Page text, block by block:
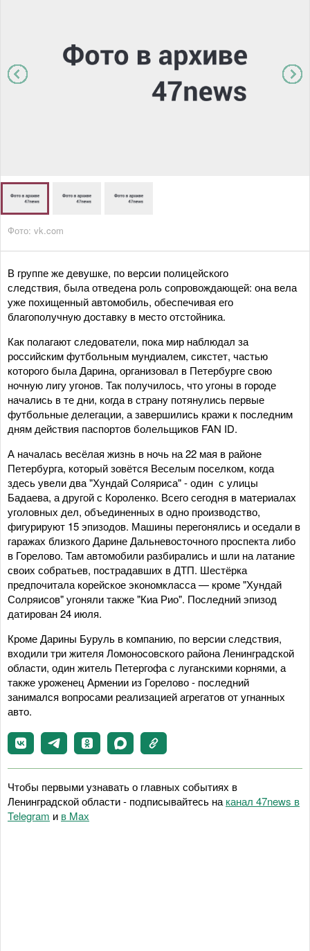
Фото: vk.com
В группе же девушке, по версии полицейского
следствия, была отведена роль сопровождающей: она вела
уже похищенный автомобиль, обеспечивая его
благополучную доставку в место отстойника.
Как полагают следователи, пока мир наблюдал за
российским футбольным мундиалем, сикстет, частью
которого была Дарина, организовал в Петербурге свою
ночную лигу угонов. Так получилось, что угоны в городе
начались в те дни, когда в страну потянулись первые
футбольные делегации, а завершились кражи к последним
дням действия паспортов болельщиков FAN ID.
А началась весёлая жизнь в ночь на 22 мая в районе
Петербурга, который зовётся Веселым поселком, когда
здесь увели два "Хундай Соляриса" - один с улицы
Бадаева, а другой с Короленко. Всего сегодня в материалах
уголовных дел, объединенных в одно производство,
фигурируют 15 эпизодов. Машины перегонялись и оседали в
гаражах близкого Дарине Дальневосточного проспекта либо
в Горелово. Там автомобили разбирались и шли на латание
своих собратьев, пострадавших в ДТП. Шестёрка
предпочитала корейское экономкласса — кроме "Хундай
Солряисов" угоняли также "Киа Рио". Последний эпизод
датирован 24 июля.
Кроме Дарины Буруль в компанию, по версии следствия,
входили три жителя Ломоносовского района Ленинградской
области, один житель Петергофа с луганскими корнями, а
также уроженец Армении из Горелово - последний
занимался вопросами реализацией агрегатов от угнанных
авто.
Чтобы первыми узнавать о главных событиях в
Ленинградской области - подписывайтесь на канал 47news в
Telegram и в Maх